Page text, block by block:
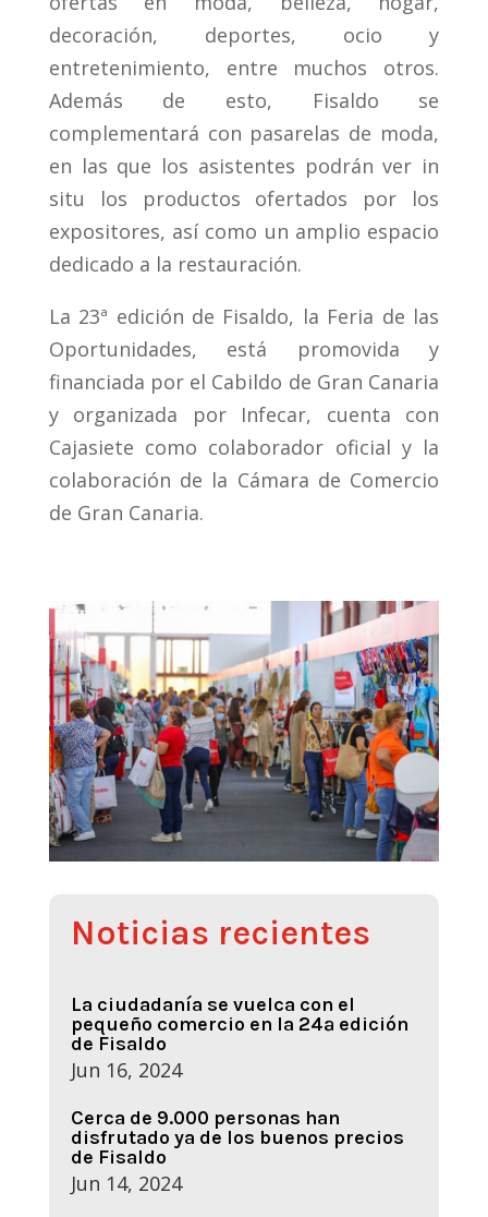
decoración, deportes, ocio y
entretenimiento, entre muchos otros.
Además de esto, Fisaldo se
complementará con pasarelas de moda,
en las que los asistentes podrán ver in
situ los productos ofertados por los
expositores, así como un amplio espacio
dedicado a la restauración.
La 23ª edición de Fisaldo, la Feria de las
Oportunidades, está promovida y
financiada por el Cabildo de Gran Canaria
y organizada por Infecar, cuenta con
Cajasiete como colaborador oficial y la
colaboración de la Cámara de Comercio
de Gran Canaria.
Noticias recientes
La ciudadanía se vuelca con el
pequeño comercio en la 24ª edición
de Fisaldo
Jun 16, 2024
Cerca de 9.000 personas han
disfrutado ya de los buenos precios
de Fisaldo
Jun 14, 2024